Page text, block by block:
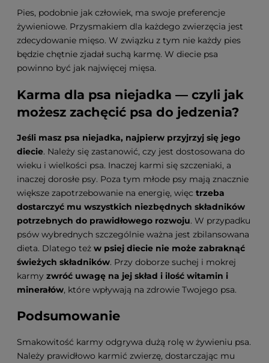
Pies, podobnie jak człowiek, ma swoje preferencje
żywieniowe. Przysmakiem dla każdego zwierzęcia jest
zdecydowanie mięso. W związku z tym nie każdy pies
będzie chętnie zjadał suchą karmę. W diecie psa
powinno być jak najwięcej mięsa.
Karma dla psa niejadka — czyli jak
możesz zachęcić psa do jedzenia?
Jeśli masz psa niejadka, najpierw przyjrzyj się jego
diecie. Należy się zastanowić, czy jest dostosowana do
wieku i wielkości psa. Inaczej karmi się szczeniaki, a
inaczej dorosłe psy. Poza tym młode psy mają znacznie
większe zapotrzebowanie na energię, więc trzeba
dostarczyć mu wszystkich niezbędnych składników
potrzebnych do prawidłowego rozwoju. W przypadku
psów wybrednych szczególnie ważna jest zbilansowana
dieta. Dlatego też w psiej diecie nie może zabraknąć
świeżych składników. Przy doborze suchej i mokrej
karmy zwróć uwagę na jej skład i ilość witamin i
minerałów, które wpływają na zdrowie Twojego psa.
Podsumowanie
Smakowitość karmy odgrywa dużą rolę w żywieniu psa.
Należy prawidłowo karmić zwierzę, dostarczając mu